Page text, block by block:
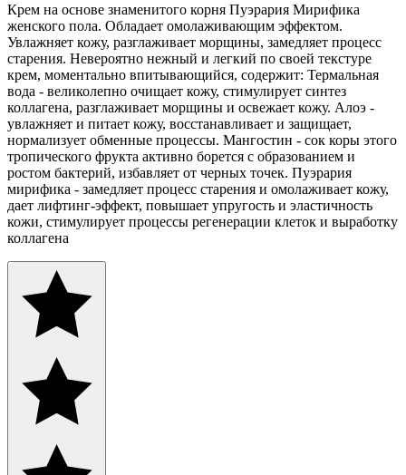
Крем на основе знаменитого корня Пуэрария Мирифика
женского пола. Обладает омолаживающим эффектом.
Увлажняет кожу, разглаживает морщины, замедляет процесс
старения. Невероятно нежный и легкий по своей текстуре
крем, моментально впитывающийся, содержит: Термальная
вода - великолепно очищает кожу, стимулирует синтез
коллагена, разглаживает морщины и освежает кожу. Алоэ -
увлажняет и питает кожу, восстанавливает и защищает,
нормализует обменные процессы. Мангостин - сок коры этого
тропического фрукта активно борется с образованием и
ростом бактерий, избавляет от черных точек. Пуэрария
мирифика - замедляет процесс старения и омолаживает кожу,
дает лифтинг-эффект, повышает упругость и эластичность
кожи, стимулирует процессы регенерации клеток и выработку
коллагена